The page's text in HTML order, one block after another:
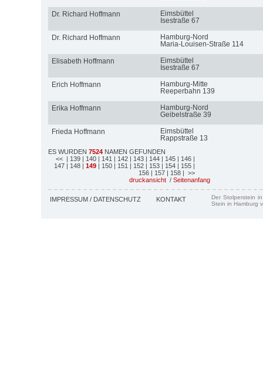
Dr. Richard Hoffmann
Eimsbüttel
Isestraße 67
Dr. Richard Hoffmann
Hamburg-Nord
Maria-Louisen-Straße 114
Elisabeth Hoffmann
Eimsbüttel
Isestraße 67
Erich Hoffmann
Hamburg-Mitte
Reeperbahn 139
Erika Hoffmann
Hamburg-Nord
Geibelstraße 39
Frieda Hoffmann
Eimsbüttel
Rappstraße 13
ES WURDEN 7524 NAMEN GEFUNDEN
<< | 139 | 140 | 141 | 142 | 143 | 144 | 145 | 146 |
147 | 148 | 149 | 150 | 151 | 152 | 153 | 154 | 155 |
156 | 157 | 158 | >>
druckansicht / Seitenanfang
IMPRESSUM / DATENSCHUTZ KONTAKT
Der Stolperstein
Stein in Hamburg